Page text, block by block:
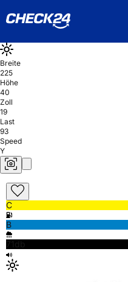
Breite
225
Höhe
40
Zoll
19
Last
93
Speed
Y
C
B
71db